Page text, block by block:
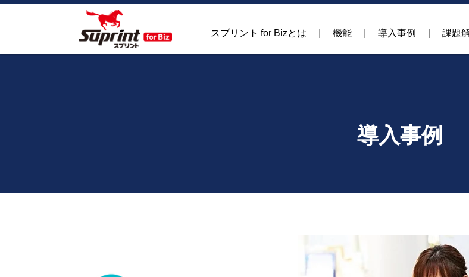
スプリント for Bizとは 機能 導入事例 課題
導入事例